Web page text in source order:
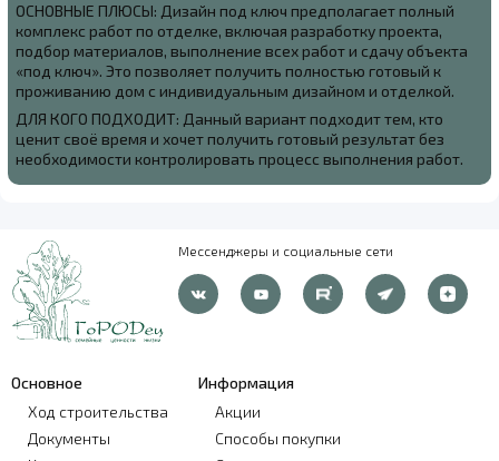
ОСНОВНЫЕ ПЛЮСЫ: Дизайн под ключ предполагает полный
комплекс работ по отделке, включая разработку проекта,
подбор материалов, выполнение всех работ и сдачу объекта
«под ключ». Это позволяет получить полностью готовый к
проживанию дом с индивидуальным дизайном и отделкой.
ДЛЯ КОГО ПОДХОДИТ: Данный вариант подходит тем, кто
ценит своё время и хочет получить готовый результат без
необходимости контролировать процесс выполнения работ.
Мессенджеры и социальные сети
Основное
Ход строительства
Документы
Информация
Акции
Способы покупки